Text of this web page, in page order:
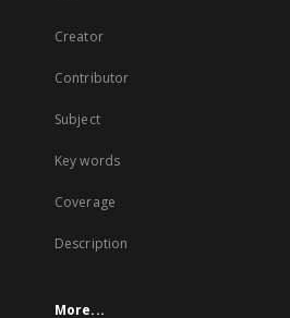
Creator
Contributor
Subject
Key words
Coverage
Description
More...